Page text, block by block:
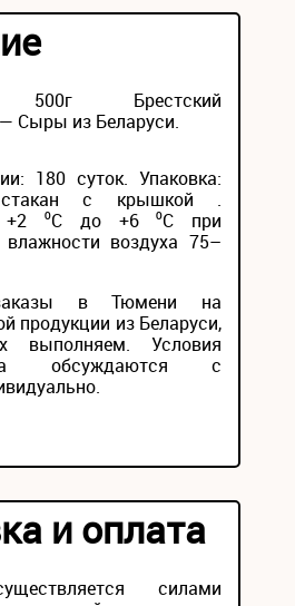
500г Брестский
Сыры из Беларуси.
180 суток. Упаковка:
стакан с крышкой .
+2 ⁰С до +6 ⁰С при
влажности воздуха 75–
в Тюмени на
продукции из Беларуси,
выполняем. Условия
обсуждаются с
и оплата
силами